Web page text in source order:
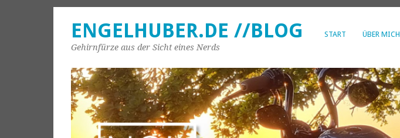
START ÜBER MICH
ENGELHUBER.DE //BLOG
Gehirnfürze aus der Sicht eines Nerds